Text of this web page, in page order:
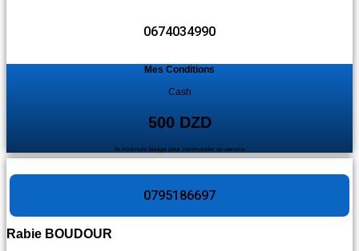
0674034990
Mes Conditions
Cash
500 DZD
le minimum budget pour commander un service
0795186697
Rabie BOUDOUR